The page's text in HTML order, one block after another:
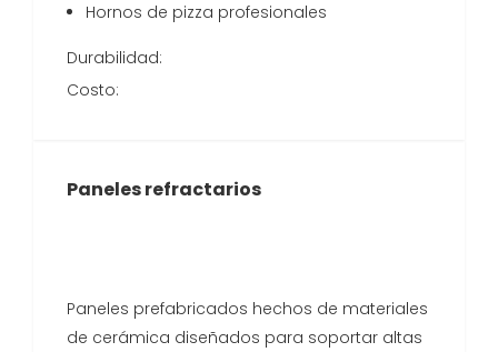
Hornos de pizza profesionales
Durabilidad:
Costo:
Paneles refractarios
Paneles prefabricados hechos de materiales
de cerámica diseñados para soportar altas